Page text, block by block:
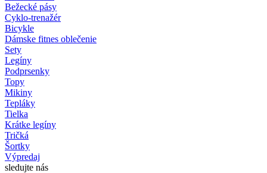
Bežecké pásy
Cyklo-trenažér
Bicykle
Dámske fitnes oblečenie
Sety
Legíny
Podprsenky
Topy
Mikiny
Tepláky
Tielka
Krátke legíny
Tričká
Šortky
Výpredaj
sledujte nás